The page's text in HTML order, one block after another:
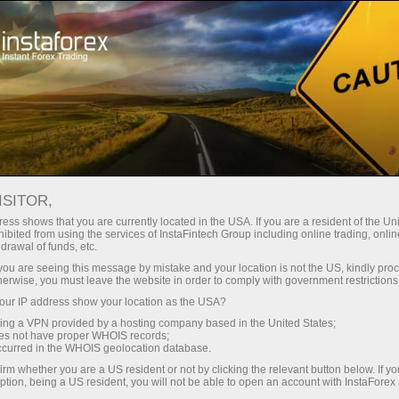
Про компанію
НАПЕРЕДОДНІ "ДАКАР–
2022" – ЗБІЛЬШУЄМО
"ЩАСЛИВИЙ ДЕПОЗИТ"!
shows that you are currently located in the USA. If you are a resident of the
from using the services of InstaFintech Group including online trading,
of funds, etc.
are seeing this message by mistake and your location is not the US, kindly
you must leave the website in order to comply with government
IP address show your location as the USA?
a VPN provided by a hosting company based in the United States;
not have proper WHOIS records;
in the WHOIS geolocation database.
whether you are a US resident or not by clicking the relevant button below. If
being a US resident, you will not be able to open an account with InstaForex